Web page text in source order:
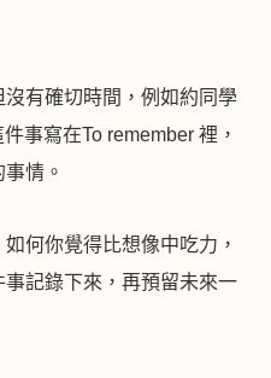
有確切時間，例如約同學
件事寫在To remember 裡，
情。
何你覺得比想像中吃力，
記錄下來，再預留未來一